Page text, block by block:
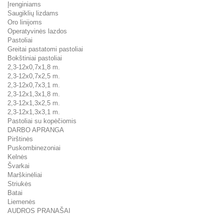
Įrenginiams
Saugiklių lizdams
Oro linijoms
Operatyvinės lazdos
Pastoliai
Greitai pastatomi pastoliai
Bokštiniai pastoliai
2,3-12x0,7x1,8 m.
2,3-12x0,7x2,5 m.
2,3-12x0,7x3,1 m.
2,3-12x1,3x1,8 m.
2,3-12x1,3x2,5 m.
2,3-12x1,3x3,1 m.
Pastoliai su kopėčiomis
DARBO APRANGA
Pirštinės
Puskombinezoniai
Kelnės
Švarkai
Marškinėliai
Striukės
Batai
Liemenės
AUDROS PRANAŠAI